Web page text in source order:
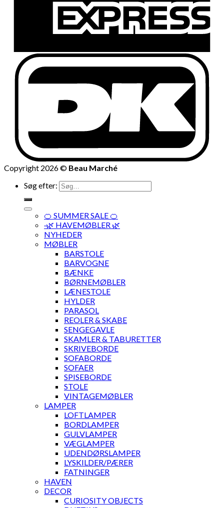
Copyright 2026 © Beau Marché
Søg efter:
🍊 SUMMER SALE 🍊
·🌿 HAVEMØBLER 🌿
NYHEDER
MØBLER
BARSTOLE
BARVOGNE
BÆNKE
BØRNEMØBLER
LÆNESTOLE
HYLDER
PARASOL
REOLER & SKABE
SENGEGAVLE
SKAMLER & TABURETTER
SKRIVEBORDE
SOFABORDE
SOFAER
SPISEBORDE
STOLE
VINTAGEMØBLER
LAMPER
LOFTLAMPER
BORDLAMPER
GULVLAMPER
VÆGLAMPER
UDENDØRSLAMPER
LYSKILDER/PÆRER
FATNINGER
HAVEN
DECOR
CURIOSITY OBJECTS